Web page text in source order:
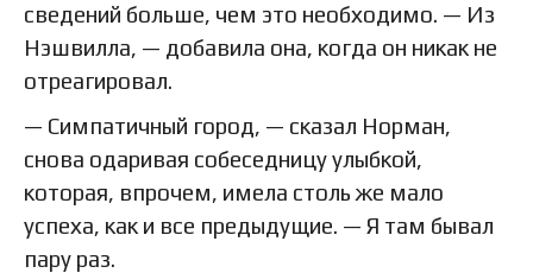
сведений больше, чем это необходимо. — Из
Нэшвилла, — добавила она, когда он никак не
отреагировал.
— Симпатичный город, — сказал Норман,
снова одаривая собеседницу улыбкой,
которая, впрочем, имела столь же мало
успеха, как и все предыдущие. — Я там бывал
пару раз.